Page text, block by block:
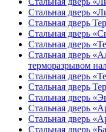
Стальная дверь
Стальная дверь
Стальная дверь
Стальная дверь
Стальная дверь
терморазрывом
Стальная дверь
Стальная дверь
Стальная дверь
Стальная дверь
Стальная дверь
Стальная дверь